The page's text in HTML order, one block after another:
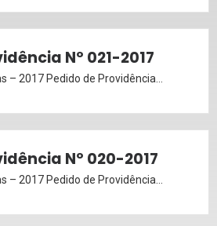
Nº 021-2017
– 2017 Pedido de Providência...
Nº 020-2017
– 2017 Pedido de Providência...